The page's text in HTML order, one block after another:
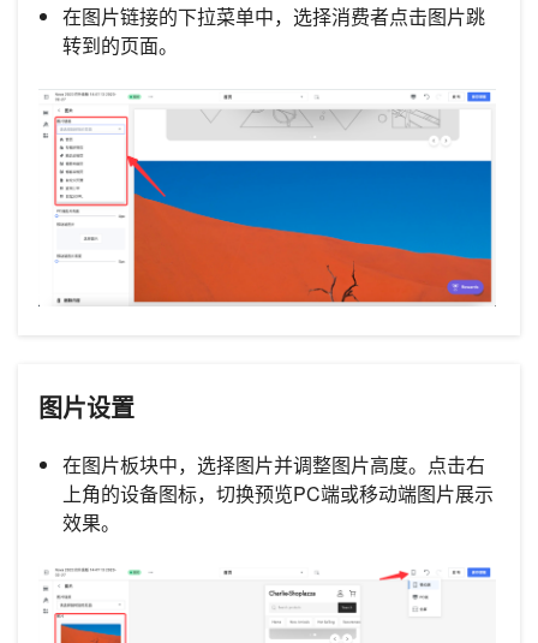
在图片链接的下拉菜单中，选择消费者点击图片跳
转到的页面。
图片设置
在图片板块中，选择图片并调整图片高度。点击右
上角的设备图标，切换预览PC端或移动端图片展示
效果。